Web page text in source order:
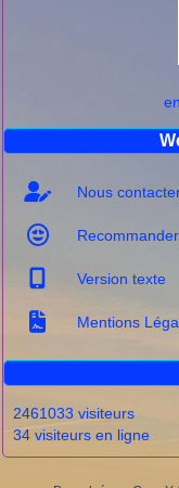
Nous
Recommander
Version texte
Mentions
2461033 visiteurs
34 visiteurs en ligne